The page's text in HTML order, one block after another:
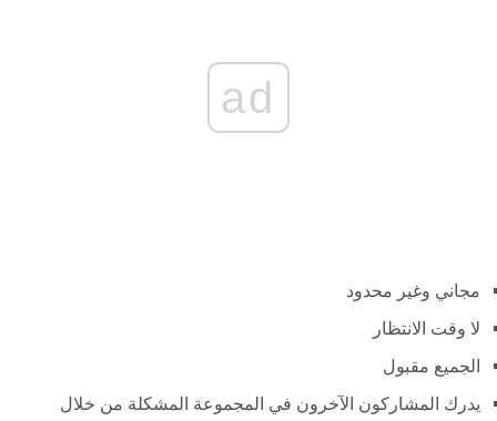
ad
مجاني وغير محدود
لا وقت الانتظار
الجميع مقبول
يدرك المشاركون الآخرون في المجموعة المشكلة من خلال